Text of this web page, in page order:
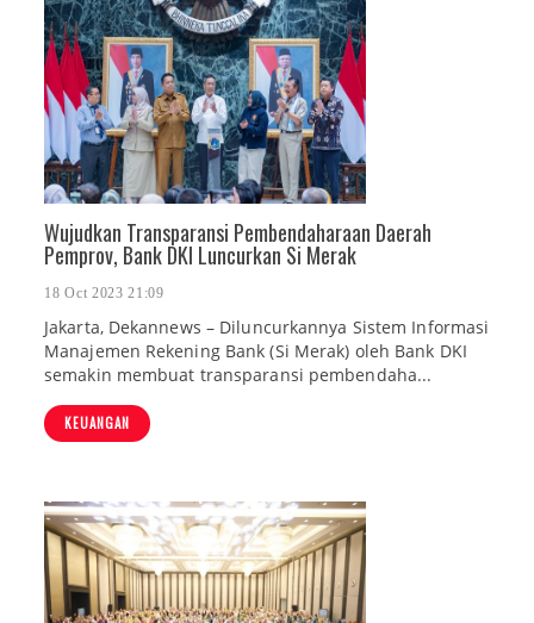
Wujudkan Transparansi Pembendaharaan Daerah
Pemprov, Bank DKI Luncurkan Si Merak
18 Oct 2023 21:09
Jakarta, Dekannews – Diluncurkannya Sistem Informasi
Manajemen Rekening Bank (Si Merak) oleh Bank DKI
semakin membuat transparansi pembendaha...
KEUANGAN